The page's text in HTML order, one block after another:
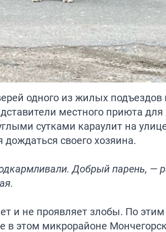
одного из жилых
местного приюта
сутками караулит на
дождаться своего хозяина.
Добрый парень, —
и не проявляет злобы. По
этом микрорайоне